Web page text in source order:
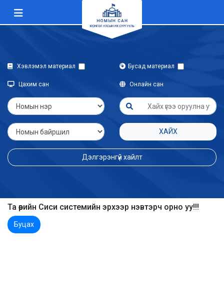
Хэвлэмэл материал Бусад материал
Цахим сан Онлайн сан
ХАЙХ
Дэлгэрэнгүй хайлт
Та өөрийн Сиси системийн эрхээр нэвтэрч орно уу!!!
Буцах